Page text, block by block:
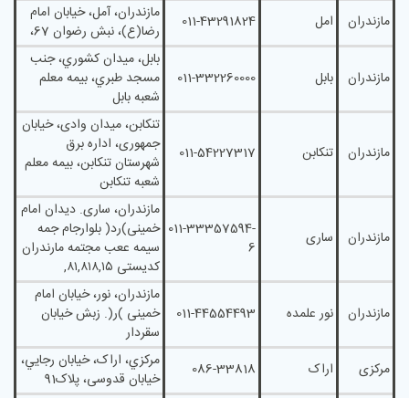
مازندران
امل 011-43291824
مازندران، آمل، خیابان امام
رضا(ع)، نبش رضوان 67،
مازندران بابل 011-332260000
بابل، ميدان کشوري، جنب
مسجد طبري، بيمه معلم
شعبه بابل
مازندران تنکابن 011-54227317
تنکابن، ميدان وادی، خيابان
جمهوری، اداره برق
شهرستان تنکابن، بیمه معلم
شعبه تنکابن
مازندران ساری
011-33357594-
6
مازندران، ساری. دیدان امام
خمینی)رد( بلوارجام جمه
سیمه ععب مجتمه مارندران
کدیستی ٨١,٨١٨,١٥,
مازندران نور علمده 011-44554493
مازندران، نور، خیابان امام
خمینی )ر(. زبش خیابان
سقردار
مرکزی
اراک 086-33818
مرکزي، اراک، خيابان رجايي،
خیابان قدوسی، پلاک91